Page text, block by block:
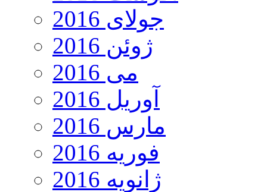
جولای 2016
ژوئن 2016
می 2016
آوریل 2016
مارس 2016
فوریه 2016
ژانویه 2016